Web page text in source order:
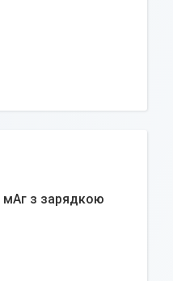
мАг з зарядкою